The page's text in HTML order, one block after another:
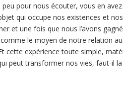
pour nous écouter, vous en
qui occupe nos existences et
et une fois que nous l’avons
comme le moyen de notre relation
cette expérience toute simple,
peut transformer nos vies, faut-il